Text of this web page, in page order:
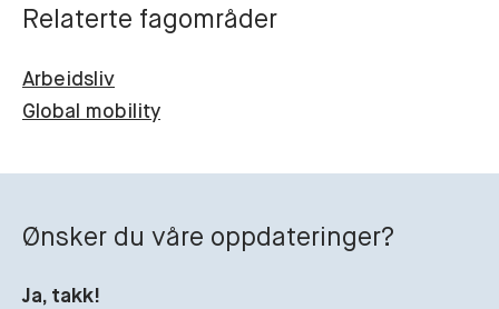
Relaterte fagområder
Arbeidsliv
Global mobility
Ønsker du våre oppdateringer?
Ja, takk!